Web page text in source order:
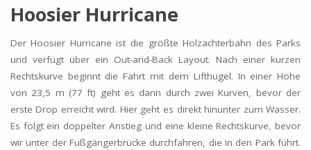
Hoosier Hurricane
Der Hoosier Hurricane ist die größte Holzachterbahn des Parks
und verfügt über ein Out-and-Back Layout. Nach einer kurzen
Rechtskurve beginnt die Fahrt mit dem Lifthügel. In einer Höhe
von 23,5 m (77 ft) geht es dann durch zwei Kurven, bevor der
erste Drop erreicht wird. Hier geht es direkt hinunter zum Wasser.
Es folgt ein doppelter Anstieg und eine kleine Rechtskurve, bevor
wir unter der Fußgängerbrücke durchfahren, die in den Park führt.